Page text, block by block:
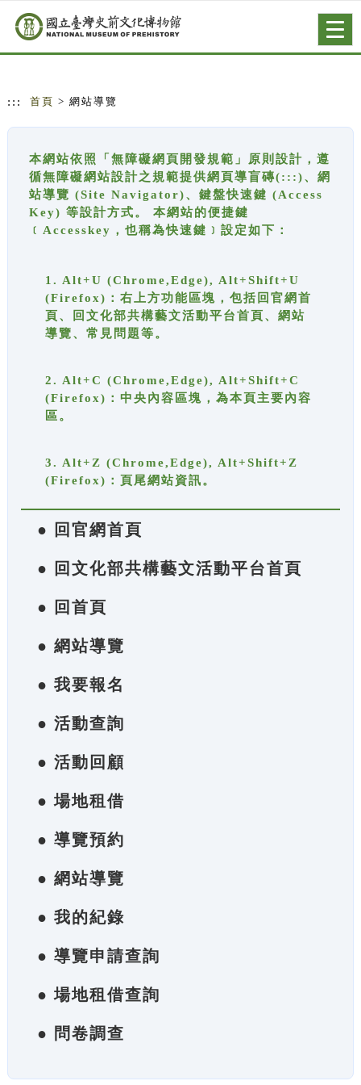
跳到主要內容
網站導覽
::: 首頁 > 網站導覽
本網站依照「無障礙網頁開發規範」原則設計，遵
循無障礙網站設計之規範提供網頁導盲磚(:::)、網
站導覽 (Site Navigator)、鍵盤快速鍵 (Access
Key) 等設計方式。 本網站的便捷鍵
﹝Accesskey，也稱為快速鍵﹞設定如下：
1. Alt+U (Chrome,Edge), Alt+Shift+U
(Firefox)：右上方功能區塊，包括回官網首
頁、回文化部共構藝文活動平台首頁、網站
導覽、常見問題等。
2. Alt+C (Chrome,Edge), Alt+Shift+C
(Firefox)：中央內容區塊，為本頁主要內容
區。
3. Alt+Z (Chrome,Edge), Alt+Shift+Z
(Firefox)：頁尾網站資訊。
● 回官網首頁
● 回文化部共構藝文活動平台首頁
● 回首頁
● 網站導覽
● 我要報名
● 活動查詢
● 活動回顧
● 場地租借
● 導覽預約
● 網站導覽
● 我的紀錄
● 導覽申請查詢
● 場地租借查詢
● 問卷調查